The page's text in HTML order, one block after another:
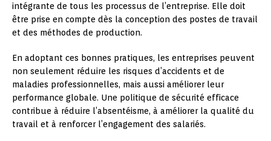
intégrante de tous les processus de l’entreprise. Elle doit
être prise en compte dès la conception des postes de travail
et des méthodes de production.
En adoptant ces bonnes pratiques, les entreprises peuvent
non seulement réduire les risques d’accidents et de
maladies professionnelles, mais aussi améliorer leur
performance globale. Une politique de sécurité efficace
contribue à réduire l’absentéisme, à améliorer la qualité du
travail et à renforcer l’engagement des salariés.